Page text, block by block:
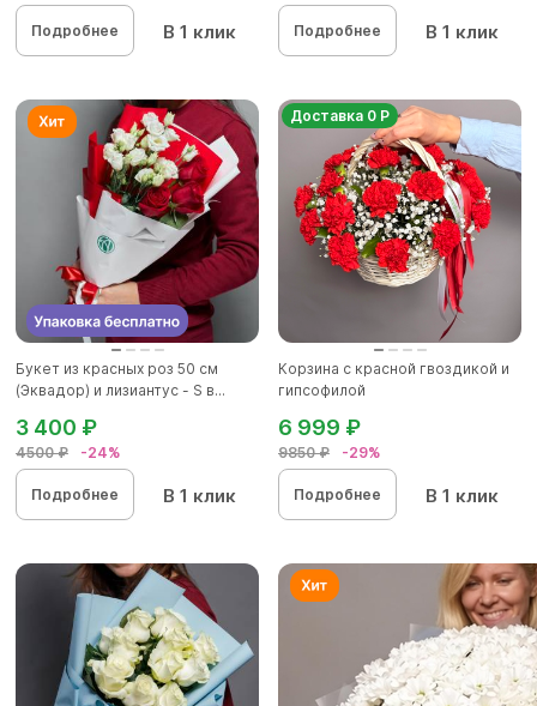
Подробнее В 1 клик Подробнее В 1 клик
Букет из красных роз 50 см
(Эквадор) и лизиантус - S в...
4500 ₽ -24%
3 400 ₽
Подробнее В 1 клик
Доставка 0 Р
Корзина с красной гвоздикой и
гипсофилой
9850 ₽ -29%
6 999 ₽
Подробнее В 1 клик